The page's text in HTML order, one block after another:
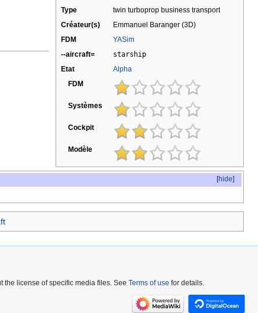
Type
twin turboprop business transport
Créateur(s)
Emmanuel Baranger (3D)
FDM
YASim
--aircraft=
starship
Etat
Alpha
FDM
Systèmes
Cockpit
Modèle
[hide]
the license of specific media files. See Terms of use for details.